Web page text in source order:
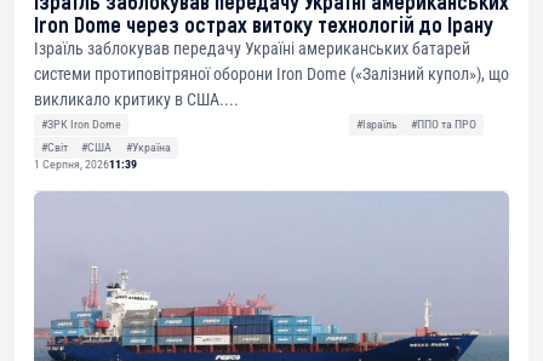
Iron Dome через острах витоку технологій до Ірану
Ізраїль заблокував передачу Україні американських батарей
системи протиповітряної оборони Iron Dome («Залізний купол»), що
викликало критику в США....
#ЗРК Iron Dome #Ізраїль
#ППО та ПРО
#Світ
#США
#Україна
1 Серпня, 202611:39